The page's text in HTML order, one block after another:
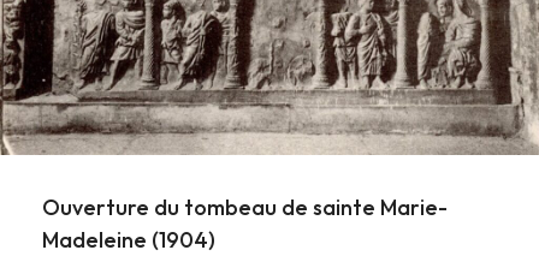
Ouverture du tombeau de sainte Marie-
Madeleine (1904)